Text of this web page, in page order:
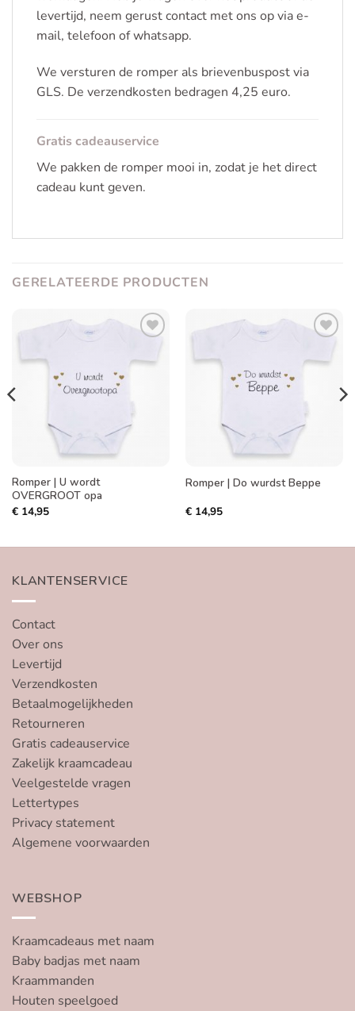
levertijd, neem gerust contact met ons op via e-
mail, telefoon of whatsapp.
We versturen de romper als brievenbuspost via
GLS. De verzendkosten bedragen 4,25 euro.
Gratis cadeauservice
We pakken de romper mooi in, zodat je het direct
cadeau kunt geven.
GERELATEERDE PRODUCTEN
aan
verlanglijst
Romper | U wordt
OVERGROOT opa
€14,95
aan
Romper | Do wurdst Beppe
€14,95
KLANTENSERVICE
Contact
Over ons
Levertijd
Verzendkosten
Betaalmogelijkheden
Retourneren
Gratis cadeauservice
Zakelijk kraamcadeau
Veelgestelde vragen
Lettertypes
Privacy statement
Algemene voorwaarden
WEBSHOP
Kraamcadeaus met naam
Baby badjas met naam
Kraammanden
Houten speelgoed